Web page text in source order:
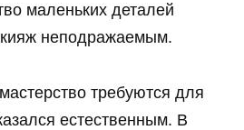
маленьких деталей
неподражаемым.
требуются для
естественным. В